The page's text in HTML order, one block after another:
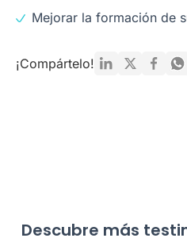
Mejorar la formación de
¡Compártelo!
Descubre más